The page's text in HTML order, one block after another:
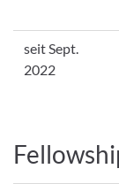
seit Sept.
2022